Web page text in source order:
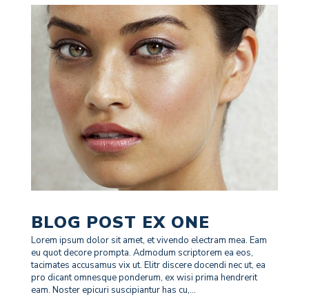
BLOG POST EX ONE
Lorem ipsum dolor sit amet, et vivendo electram mea. Eam
eu quot decore prompta. Admodum scriptorem ea eos,
tacimates accusamus vix ut. Elitr discere docendi nec ut, ea
pro dicant omnesque ponderum, ex wisi prima hendrerit
eam. Noster epicuri suscipiantur has cu,...